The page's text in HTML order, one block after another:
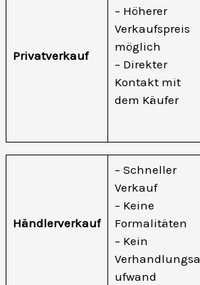
Privatverkauf
– Höherer
Verkaufspreis
möglich
– Direkter
Kontakt mit
dem Käufer
Händlerverkauf
– Schneller
Verkauf
– Keine
Formalitäten
– Kein
Verhandlungsa
ufwand